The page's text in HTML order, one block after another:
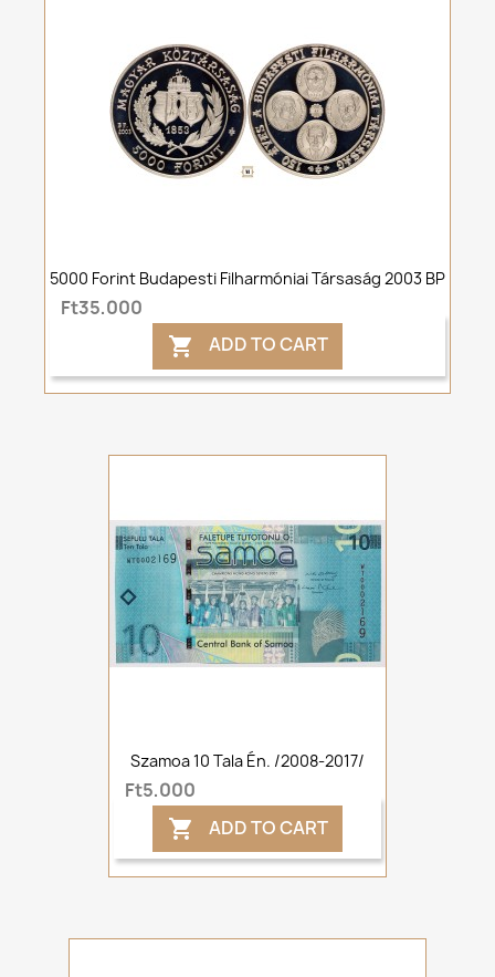
5000 Forint Budapesti Filharmóniai Társaság 2003 BP
Ft35,000
 ADD TO CART
Szamoa 10 Tala Én. /2008-2017/
Ft5,000
 ADD TO CART